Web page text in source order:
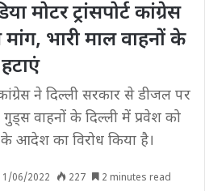
मोटर ट्रांसपोर्ट कांग्रेस
भारी माल वाहनों के
ने दिल्ली सरकार से डीजल पर
वाहनों के दिल्ली में प्रवेश को
आदेश का विरोध किया है।
06/2022 227 2 minutes read